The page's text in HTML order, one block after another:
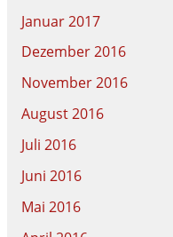
Januar 2017
Dezember 2016
November 2016
August 2016
Juli 2016
Juni 2016
Mai 2016